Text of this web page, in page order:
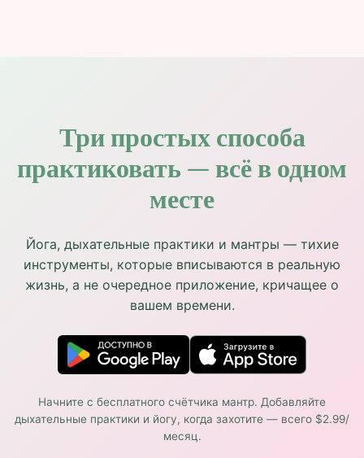
Три простых способа
практиковать — всё в одном
месте
Йога, дыхательные практики и мантры — тихие
инструменты, которые вписываются в реальную
жизнь, а не очередное приложение, кричащее о
вашем времени.
Начните с бесплатного счётчика мантр. Добавляйте
дыхательные практики и йогу, когда захотите — всего $2.99/
месяц.